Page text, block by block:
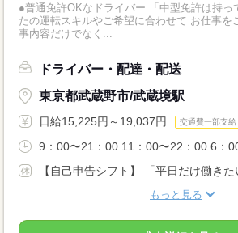
●普通免許OKなドライバー 「中型免許は持っ
たの運転スキルやご希望に合わせて お仕事をご
事内容だけでなく...
ドライバー・配達・配送
東京都武蔵野市/武蔵境駅
日給15,225円～19,037円 交通費一部支給
9：00〜21：00 11：00〜22：00 6：
【自己申告シフト】 「平日だけ働きた
もっと見る